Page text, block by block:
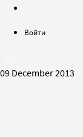
Войти
09 December 2013